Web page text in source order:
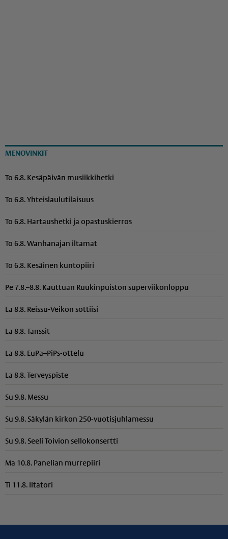
MENOVINKIT
To 6.8. Kesäpäivän musiikkihetki
To 6.8. Yhteis­lau­lu­ti­laisuus
To 6.8. Hartaushetki ja opastuskierros
To 6.8. Wanhanajan iltamat
To 6.8. Kesäinen kuntopiiri
Pe 7.8.–8.8. Kauttuan Ruukinpuiston superviikonloppu
La 8.8. Reissu-Veikon sottiisi
La 8.8. Tanssit
La 8.8. EuPa–PiPs-ottelu
La 8.8. Terveyspiste
Su 9.8. Messu
Su 9.8. Säkylän kirkon 250-vuotisjuhlamessu
Su 9.8. Seeli Toivion sellokonsertti
Ma 10.8. Panelian murrepiiri
Ti 11.8. Iltatori